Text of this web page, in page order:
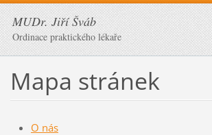
MUDr. Jiří Šváb
Ordinace praktického lékaře
Mapa stránek
O nás